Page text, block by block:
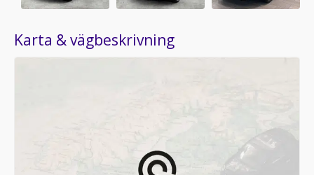
Karta & vägbeskrivning